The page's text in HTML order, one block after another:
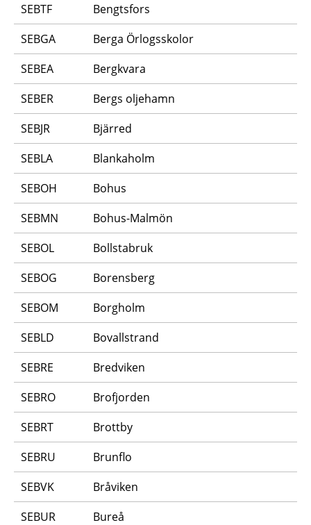
SEBTF
Bengtsfors
SEBGA
Berga Örlogsskolor
SEBEA
Bergkvara
SEBER
Bergs oljehamn
SEBJR
Bjärred
SEBLA
Blankaholm
SEBOH
Bohus
SEBMN
Bohus-Malmön
SEBOL
Bollstabruk
SEBOG
Borensberg
SEBOM
Borgholm
SEBLD
Bovallstrand
SEBRE
Bredviken
SEBRO
Brofjorden
SEBRT
Brottby
SEBRU
Brunflo
SEBVK
Bråviken
SEBUR
Bureå